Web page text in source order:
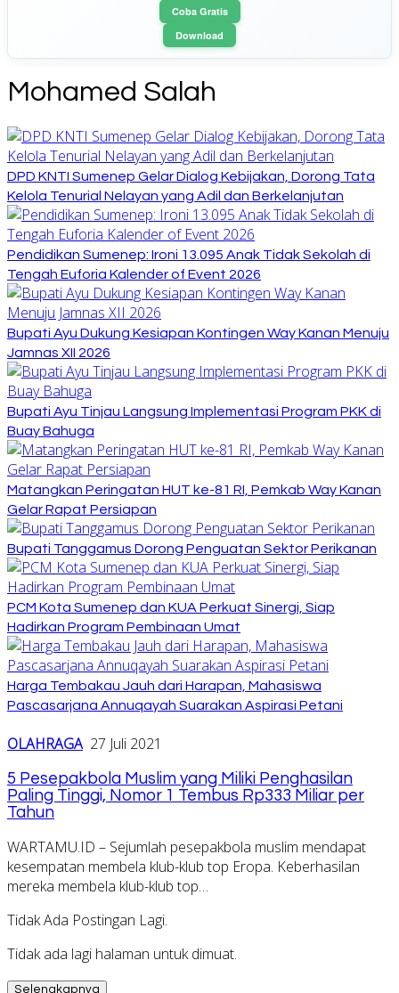
Coba Gratis
Download
Mohamed Salah
DPD KNTI Sumenep Gelar Dialog Kebijakan, Dorong Tata
Kelola Tenurial Nelayan yang Adil dan Berkelanjutan
Pendidikan Sumenep: Ironi 13.095 Anak Tidak Sekolah di
Tengah Euforia Kalender of Event 2026
Bupati Ayu Dukung Kesiapan Kontingen Way Kanan Menuju
Jamnas XII 2026
Bupati Ayu Tinjau Langsung Implementasi Program PKK di
Buay Bahuga
Matangkan Peringatan HUT ke-81 RI, Pemkab Way Kanan
Gelar Rapat Persiapan
Bupati Tanggamus Dorong Penguatan Sektor Perikanan
PCM Kota Sumenep dan KUA Perkuat Sinergi, Siap
Hadirkan Program Pembinaan Umat
Harga Tembakau Jauh dari Harapan, Mahasiswa
Pascasarjana Annuqayah Suarakan Aspirasi Petani
OLAHRAGA 27 Juli 2021
5 Pesepakbola Muslim yang Miliki Penghasilan
Paling Tinggi, Nomor 1 Tembus Rp333 Miliar per
Tahun
WARTAMU.ID – Sejumlah pesepakbola muslim mendapat
kesempatan membela klub-klub top Eropa. Keberhasilan
mereka membela klub-klub top…
Tidak Ada Postingan Lagi.
Tidak ada lagi halaman untuk dimuat.
Selengkapnya